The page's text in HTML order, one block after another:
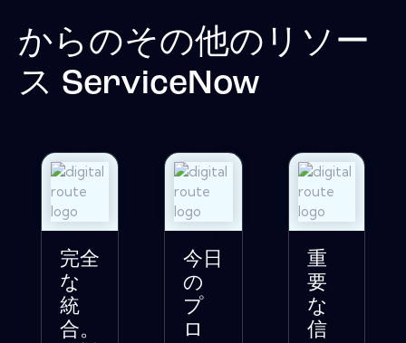
からのその他のリソー
ス ServiceNow
完全
な
統
合。
今日
の
プ
ロ
重
要
な
信